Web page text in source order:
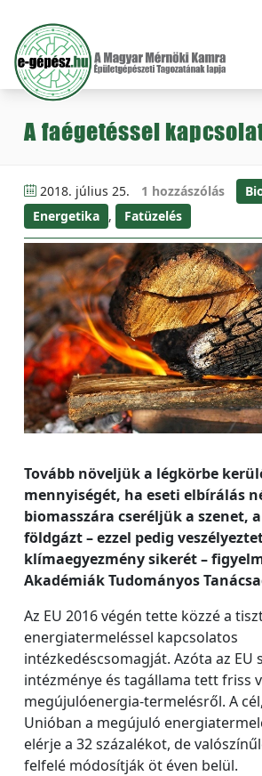
A faégetéssel
2018. július 25. 1 hozzászólás
Energetika , Fatüzelés
Tovább növeljük a légkörbe
mennyiségét, ha eseti elbírálás
biomasszára cseréljük a szenet,
földgázt – ezzel pedig
klímaegyezmény sikerét –
Akadémiák Tudományos
Az EU 2016 végén tette közzé a
energiatermeléssel kapcsolatos
intézkedéscsomagját. Azóta az EU
intézménye és tagállama tett friss
megújulóenergia-termelésről. A
Unióban a megújuló
elérje a 32 százalékot, de
felfelé módosítják öt éven belül.